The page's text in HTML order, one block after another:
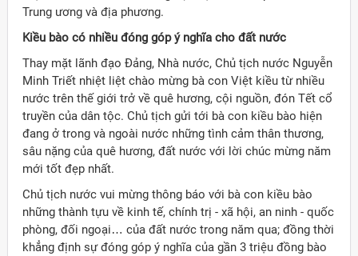
Trung ương và địa phương.
Kiều bào có nhiều đóng góp ý nghĩa cho đất nước
Thay mặt lãnh đạo Đảng, Nhà nước, Chủ tịch nước Nguyễn
Minh Triết nhiệt liệt chào mừng bà con Việt kiều từ nhiều
nước trên thế giới trở về quê hương, cội nguồn, đón Tết cổ
truyền của dân tộc. Chủ tịch gửi tới bà con kiều bào hiện
đang ở trong và ngoài nước những tình cảm thân thương,
sâu nặng của quê hương, đất nước với lời chúc mừng năm
mới tốt đẹp nhất.
Chủ tịch nước vui mừng thông báo với bà con kiều bào
những thành tựu về kinh tế, chính trị - xã hội, an ninh - quốc
phòng, đối ngoại… của đất nước trong năm qua; đồng thời
khẳng định sự đóng góp ý nghĩa của gần 3 triệu đồng bào